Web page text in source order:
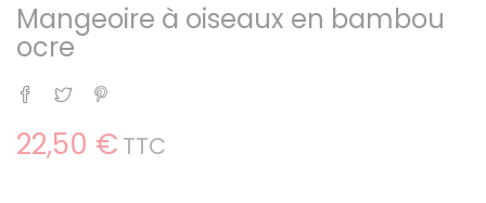
Mangeoire à oiseaux en bambou
ocre
Partager
Tweet
22,50 € TTC